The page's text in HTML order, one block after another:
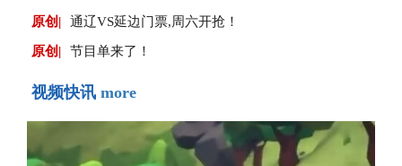
原创| 通辽VS延边门票,周六开抢！
原创| 节目单来了！
视频快讯 more